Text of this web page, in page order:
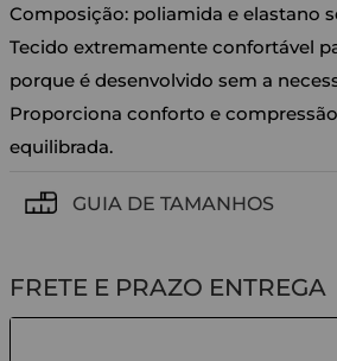
Composição: poliamida e elastano
Tecido extremamente confortável
porque é desenvolvido sem a
Proporciona conforto e
equilibrada.
GUIA DE TAMANHOS